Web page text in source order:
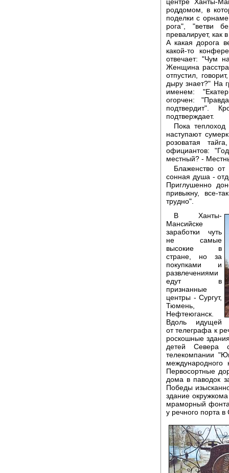
роддомом, в
поделки с
рога", "ветви
превалирует, как
А какая дорога
какой-то
отвечает: "Чум
Женщина
отпустил,
дыру знает?" На
именем:
огорчен:
подтвердит".
подтверждает.
Пока теплоход
наступают
розоватая
официантов:
местный? -
Блаженство
сонная душа -
Приглушенно
привыкну, все-
трудно".
В Ханты-
Мансийске
заработки чуть
не самые
высокие в
стране, но за
покупками и
развлечениями
едут в
признанные
центры - Сургут,
Тюмень,
Нефтеюганск.
Вдоль идущей
от телеграфа к
роскошные
детей Севера
телекомпании
Первосортные
дома в паводок
Победы
здание
мраморный
у речного порта